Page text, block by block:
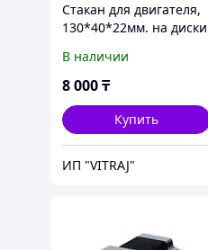
Стакан для двигателя,
130*40*22мм. на диски
В наличии
8 000₸
Купить
ИП "VITRAJ"